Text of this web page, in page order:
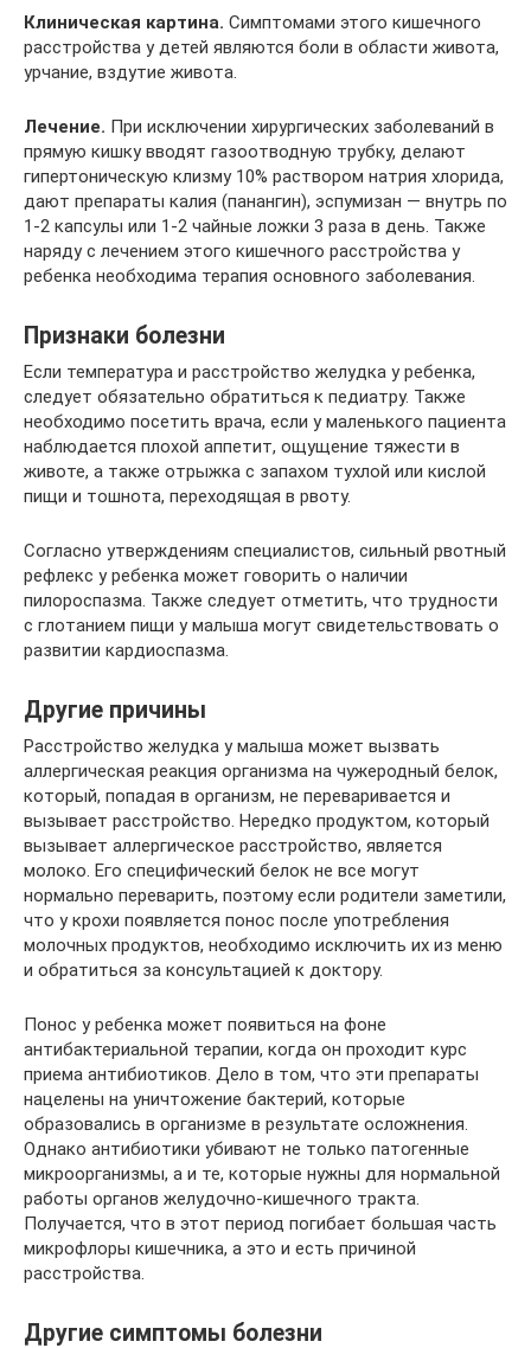
Клиническая картина. Симптомами этого кишечного
расстройства у детей являются боли в области живота,
урчание, вздутие живота.
Лечение. При исключении хирургических заболеваний в
прямую кишку вводят газоотводную трубку, делают
гипертоническую клизму 10% раствором натрия хлорида,
дают препараты калия (панангин), эспумизан — внутрь по
1-2 капсулы или 1-2 чайные ложки 3 раза в день. Также
наряду с лечением этого кишечного расстройства у
ребенка необходима терапия основного заболевания.
Признаки болезни
Если температура и расстройство желудка у ребенка,
следует обязательно обратиться к педиатру. Также
необходимо посетить врача, если у маленького пациента
наблюдается плохой аппетит, ощущение тяжести в
животе, а также отрыжка с запахом тухлой или кислой
пищи и тошнота, переходящая в рвоту.
Согласно утверждениям специалистов, сильный рвотный
рефлекс у ребенка может говорить о наличии
пилороспазма. Также следует отметить, что трудности
с глотанием пищи у малыша могут свидетельствовать о
развитии кардиоспазма.
Другие причины
Расстройство желудка у малыша может вызвать
аллергическая реакция организма на чужеродный белок,
который, попадая в организм, не переваривается и
вызывает расстройство. Нередко продуктом, который
вызывает аллергическое расстройство, является
молоко. Его специфический белок не все могут
нормально переварить, поэтому если родители заметили,
что у крохи появляется понос после употребления
молочных продуктов, необходимо исключить их из меню
и обратиться за консультацией к доктору.
Понос у ребенка может появиться на фоне
антибактериальной терапии, когда он проходит курс
приема антибиотиков. Дело в том, что эти препараты
нацелены на уничтожение бактерий, которые
образовались в организме в результате осложнения.
Однако антибиотики убивают не только патогенные
микроорганизмы, а и те, которые нужны для нормальной
работы органов желудочно-кишечного тракта.
Получается, что в этот период погибает большая часть
микрофлоры кишечника, а это и есть причиной
расстройства.
Другие симптомы болезни